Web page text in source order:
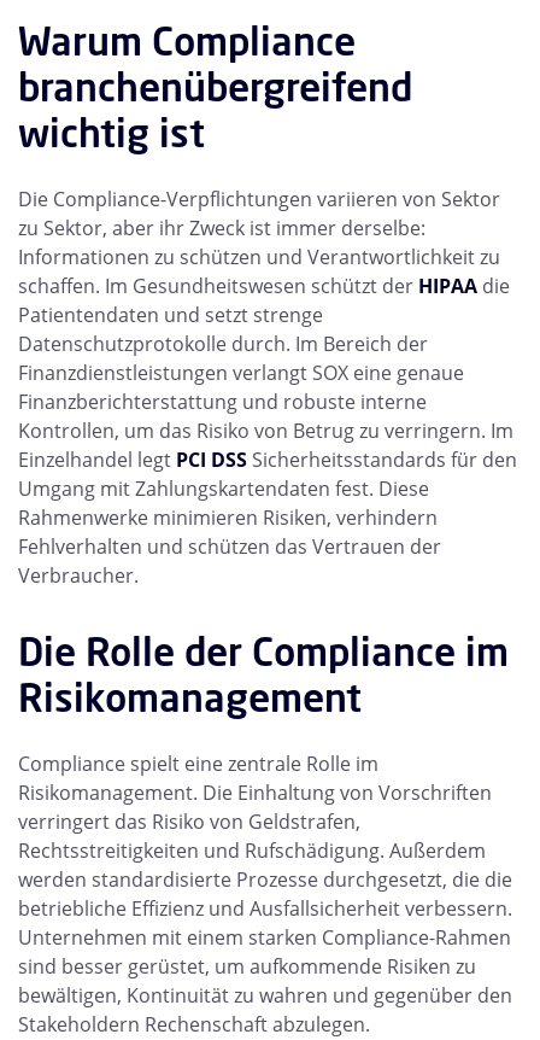
Warum Compliance
branchenübergreifend
wichtig ist
Die Compliance-Verpflichtungen variieren von Sektor
zu Sektor, aber ihr Zweck ist immer derselbe:
Informationen zu schützen und Verantwortlichkeit zu
schaffen. Im Gesundheitswesen schützt der HIPAA die
Patientendaten und setzt strenge
Datenschutzprotokolle durch. Im Bereich der
Finanzdienstleistungen verlangt SOX eine genaue
Finanzberichterstattung und robuste interne
Kontrollen, um das Risiko von Betrug zu verringern. Im
Einzelhandel legt PCI DSSSicherheitsstandards für den
Umgang mit Zahlungskartendaten fest. Diese
Rahmenwerke minimieren Risiken, verhindern
Fehlverhalten und schützen das Vertrauen der
Verbraucher.
Die Rolle der Compliance im
Risikomanagement
Compliance spielt eine zentrale Rolle im
Risikomanagement. Die Einhaltung von Vorschriften
verringert das Risiko von Geldstrafen,
Rechtsstreitigkeiten und Rufschädigung. Außerdem
werden standardisierte Prozesse durchgesetzt, die die
betriebliche Effizienz und Ausfallsicherheit verbessern.
Unternehmen mit einem starken Compliance-Rahmen
sind besser gerüstet, um aufkommende Risiken zu
bewältigen, Kontinuität zu wahren und gegenüber den
Stakeholdern Rechenschaft abzulegen.